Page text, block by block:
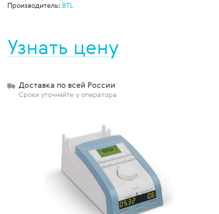
Производитель: BTL
Узнать цену
Доставка по всей России
Сроки уточняйте у оператора